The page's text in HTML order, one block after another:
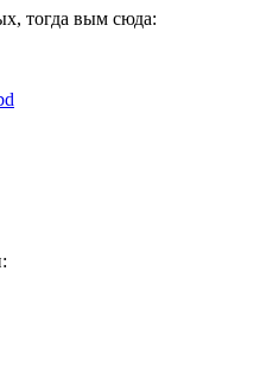
тогда вым сюда: